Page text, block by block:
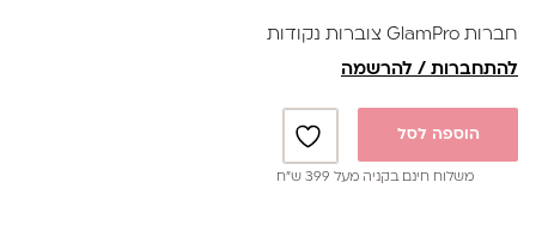
היה:
₪49.
הוא:
₪25.
חברות GlamPro צוברות נקודות
להתחברות / להרשמה
הוספה לסל
משלוח חינם בקניה מעל 399 ש”ח